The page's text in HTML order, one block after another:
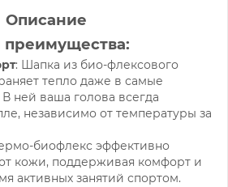
Описание
: Шапка из био-флексового
тепло даже в самые
ней ваша голова всегда
независимо от температуры за
биофлекс эффективно
кожи, поддерживая комфорт и
активных занятий спортом.